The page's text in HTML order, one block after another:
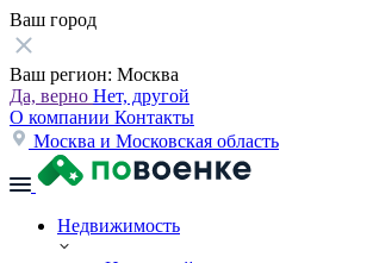
Ваш город
Ваш регион: Москва
Да, верно Нет, другой
О компании Контакты
Москва и Московская область
Недвижимость